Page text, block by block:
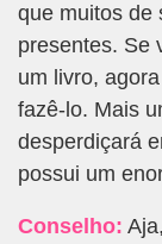
que muitos de
presentes. Se
um livro,
fazê-lo. Mais
desperdiçará
possui um
Conselho: